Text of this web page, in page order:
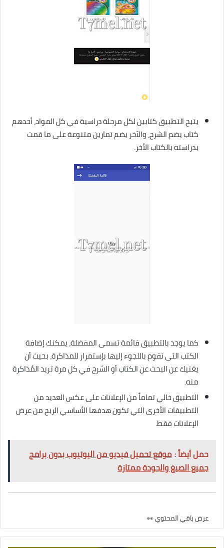
يتيح التطبيق كتابين لكل مرحلة دراسية في كل المواد، أحدهم
كتاب يضم الشرح، والآخر يضم تمارين متنوعة على ما قمت
بدراسته بالكتاب الأخر.
كما يوجد بالتطبيق قائمة تسمى المفضلة، يمكنك إضافة
الكتب التى تقوم باللجوء إليها بإستمرار للمذاكرة، بحيث أن
يغنيك عن البحث عن الكتاب أو الشرح في كل مرة تريد المُذاكرة
منه.
التطبيق خالي تماماً من الإعلانات على عكس العديد من
التطبيقات الأخرى التي تكون هدفها الأساسي الربح من عرض
الإعلانات فقط.
حمل أيضاً : موقع تحميل فيديو من اليوتيوب بدون برامج
جميع الصيغ والجودة ممتازة
عرض باقي المحتوي 👀